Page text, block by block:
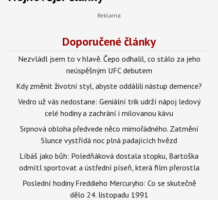
Doporučené články
Nezvládl jsem to v hlavě. Čepo odhalil, co stálo za jeho
neúspěšným UFC debutem
Kdy změnit životní styl, abyste oddálili nástup demence?
Vedro už vás nedostane: Geniální trik udrží nápoj ledový
celé hodiny a zachrání i milovanou kávu
Srpnová obloha předvede něco mimořádného. Zatmění
Slunce vystřídá noc plná padajících hvězd
Líbáš jako bůh: Poledňáková dostala stopku, Bartoška
odmítl sportovat a ústřední píseň, která film přerostla
Poslední hodiny Freddieho Mercuryho: Co se skutečně
dělo 24. listopadu 1991